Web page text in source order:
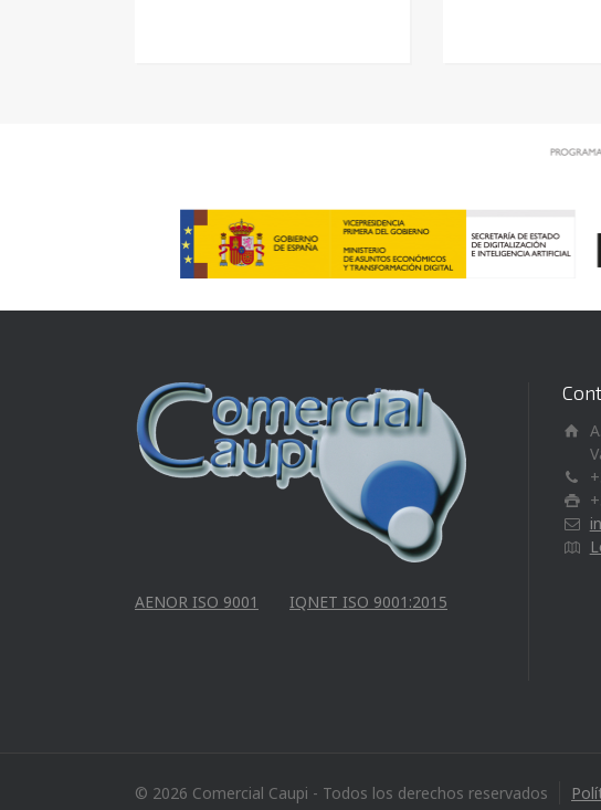
AENOR ISO 9001 IQNET ISO 9001:2015
© 2026 Comercial Caupi - Todos los derechos reservados